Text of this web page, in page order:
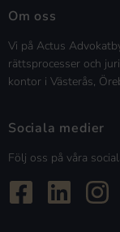
Om oss
Vi på Actus
rättsprocesser och
kontor i Västerås,
Sociala medier
Följ oss på våra